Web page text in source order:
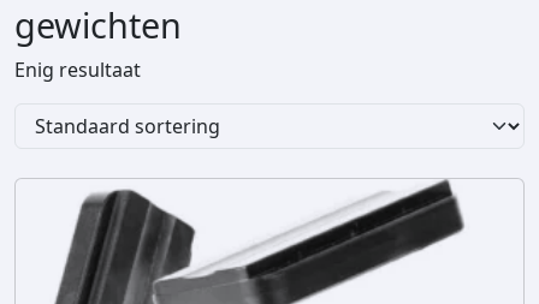
gewichten
Enig resultaat